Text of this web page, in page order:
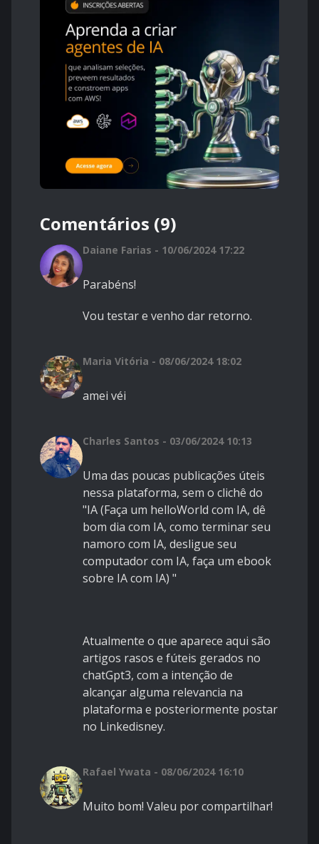
Comentários (9)
Daiane Farias - 10/06/2024 17:22
Parabéns!
Vou testar e venho dar retorno.
Maria Vitória - 08/06/2024 18:02
amei véi
Charles Santos - 03/06/2024 10:13
Uma das poucas publicações úteis
nessa plataforma, sem o clichê do
"IA (Faça um helloWorld com IA, dê
bom dia com IA, como terminar seu
namoro com IA, desligue seu
computador com IA, faça um ebook
sobre IA com IA) "
Atualmente o que aparece aqui são
artigos rasos e fúteis gerados no
chatGpt3, com a intenção de
alcançar alguma relevancia na
plataforma e posteriormente postar
no Linkedisney.
Rafael Ywata - 08/06/2024 16:10
Muito bom! Valeu por compartilhar!